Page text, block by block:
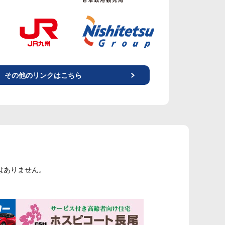
その他のリンクはこちら
りません。